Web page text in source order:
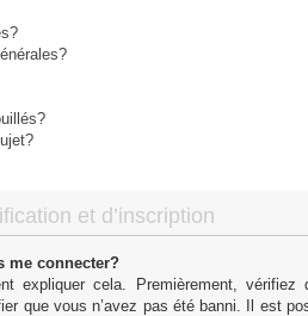
et d’inscription
me connecter?
expliquer cela. Premièrement,
que vous n’avez pas été banni. Il est